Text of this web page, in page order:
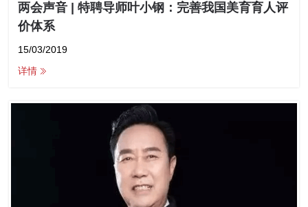
两会声音 | 特聘导师叶小钢：完善我国美育育人评
价体系
15/03/2019
详情